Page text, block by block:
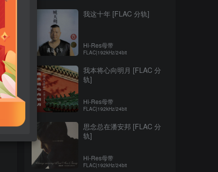
我这十年 [FLAC 分轨]
Hi-Res母带
FLAC|192kHz/24bit
我本将心向明月 [FLAC 分
轨]
Hi-Res母带
FLAC|192kHz/24bit
思念总在潘安邦 [FLAC 分
轨]
Hi-Res母带
FLAC|192kHz/24bit